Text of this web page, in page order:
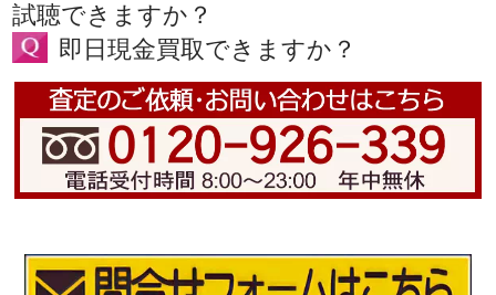
試聴できますか？
即日現金買取できますか？